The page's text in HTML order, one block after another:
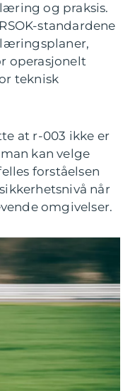
og praksis.
standardene
operasjonelt
teknisk
at r-003 ikke er
kan velge
forståelsen
når
omgivelser.